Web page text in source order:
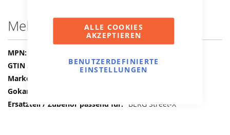
ALLE COOKIES
AKZEPTIEREN
BENUTZERDEFINIERTE
EINSTELLUNGEN
Mehr Informationen
Mehr
Informationen
8715839101461
BERG Street-X